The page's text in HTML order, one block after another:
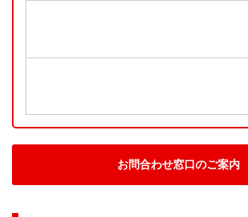
お問合わせ窓口のご案内